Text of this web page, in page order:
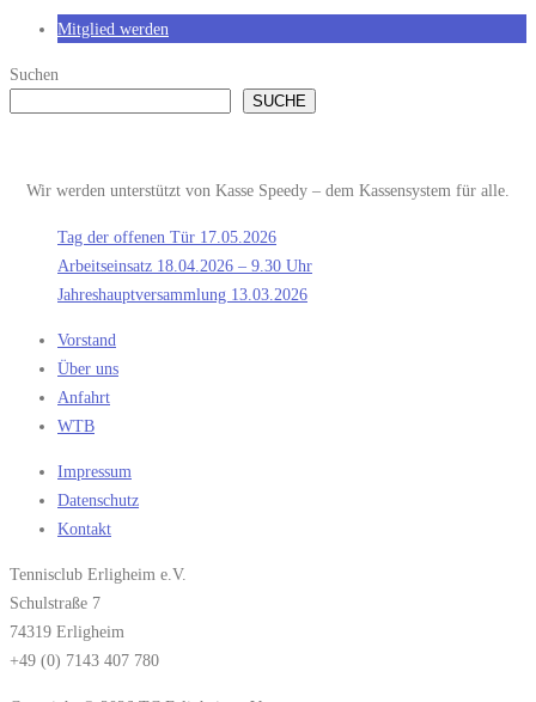
Mitglied werden
Suchen
SUCHE
Wir werden unterstützt von Kasse Speedy – dem Kassensystem für alle.
Tag der offenen Tür 17.05.2026
Arbeitseinsatz 18.04.2026 – 9.30 Uhr
Jahreshauptversammlung 13.03.2026
Vorstand
Über uns
Anfahrt
WTB
Impressum
Datenschutz
Kontakt
Tennisclub Erligheim e.V.
Schulstraße 7
74319 Erligheim
+49 (0) 7143 407 780